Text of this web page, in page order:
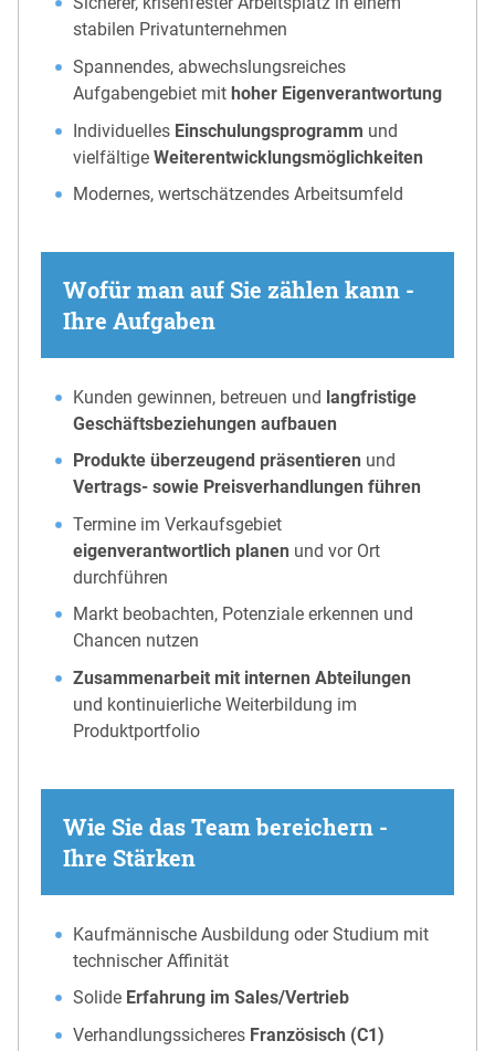
stabilen Privatunternehmen
Spannendes, abwechslungsreiches
Aufgabengebiet mithoher Eigenverantwortung
Individuelles Einschulungsprogramm und
vielfältigeWeiterentwicklungsmöglichkeiten
Modernes, wertschätzendes Arbeitsumfeld
Wofür man auf Sie zählen kann -
Ihre Aufgaben
Kunden gewinnen, betreuen und langfristige
Geschäftsbeziehungen aufbauen
Produkte überzeugend präsentieren und
Vertrags- sowie Preisverhandlungen führen
Termine im Verkaufsgebiet
eigenverantwortlich planen und vor Ort
durchführen
Markt beobachten, Potenziale erkennen und
Chancen nutzen
Zusammenarbeit mit internen Abteilungen
und kontinuierliche Weiterbildung im
Produktportfolio
Wie Sie das Team bereichern -
Ihre Stärken
Kaufmännische Ausbildung oder Studium mit
technischer Affinität
Solide Erfahrung im Sales/Vertrieb
Verhandlungssicheres Französisch (C1)